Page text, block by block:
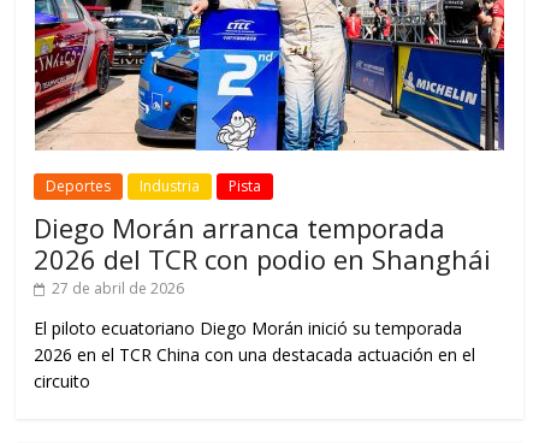
Deportes Industria Pista
Diego Morán arranca temporada
2026 del TCR con podio en Shanghái
27 de abril de 2026
El piloto ecuatoriano Diego Morán inició su temporada
2026 en el TCR China con una destacada actuación en el
circuito